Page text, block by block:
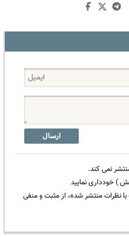
ارسال
نمی کند.
) خودداری نمایید
نظرات منتشر شده، از مثبت و منفی